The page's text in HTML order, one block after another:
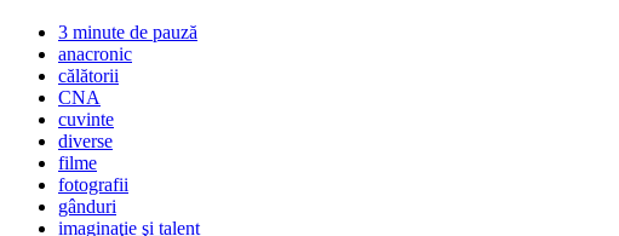
3 minute de pauză
anacronic
călătorii
CNA
cuvinte
diverse
filme
fotografii
gânduri
imaginaţie şi talent